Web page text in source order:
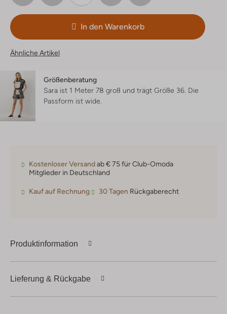
In den Warenkorb
Ähnliche Artikel
Größenberatung
Sara ist 1 Meter 78 groß und trägt Größe 36. Die
Passform ist wide
Kostenloser Versandab € 75 für Club-Omoda
Mitglieder in Deutschland
Kauf auf Rechnung 30 Tagen Rückgaberecht
Produktinformation
Lieferung & Rückgabe